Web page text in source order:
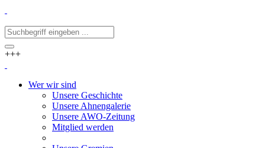
+++
Wer wir sind
Unsere Geschichte
Unsere Ahnengalerie
Unsere AWO-Zeitung
Mitglied werden